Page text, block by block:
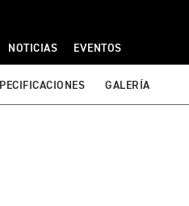
NOTICIAS EVENTOS
GALERÍA